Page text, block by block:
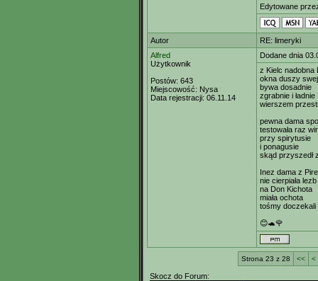
Edytowane
Autor
RE: limeryki
Alfred
Użytkownik
Postów: 643
Miejscowość: Nysa
Data rejestracji: 06.11.14
Dodane dnia
z Kielc nadobna
okna duszy
bywa dosadnie
zgrabnie i ładnie
wierszem
pewna dama
testowała raz
przy spirytusie
i ponagusie
skąd przyszedł
Inez dama z
nie cierpiała
na Don Kichota
miała ochota
tośmy doczekali
😊🐢🌹
Strona 23 z 28 << <
Skocz do Forum: